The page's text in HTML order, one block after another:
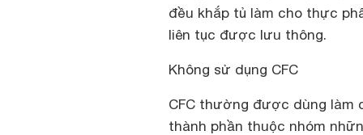
đều khắp tủ làm cho thực
liên tục được lưu thông.
Không sử dụng CFC
CFC thường được dùng làm
thành phần thuộc nhóm